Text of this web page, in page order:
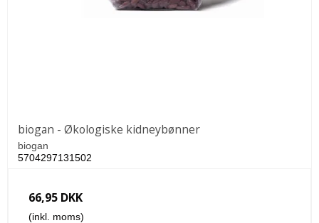
biogan - Økologiske kidneybønner
biogan
5704297131502
66,95 DKK
(inkl. moms)